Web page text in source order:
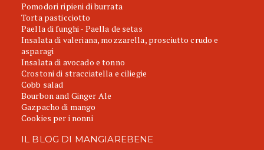
Pomodori ripieni di burrata
Torta pasticciotto
Paella di funghi - Paella de setas
Insalata di valeriana, mozzarella, prosciutto crudo e
asparagi
Insalata di avocado e tonno
Crostoni di stracciatella e ciliegie
Cobb salad
Bourbon and Ginger Ale
Gazpacho di mango
Cookies per i nonni
IL BLOG DI MANGIAREBENE